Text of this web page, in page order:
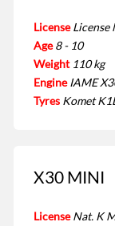
License License
Age 8 - 10
Weight 110 kg
Engine IAME
Tyres Komet
X30 MINI
License Nat. K